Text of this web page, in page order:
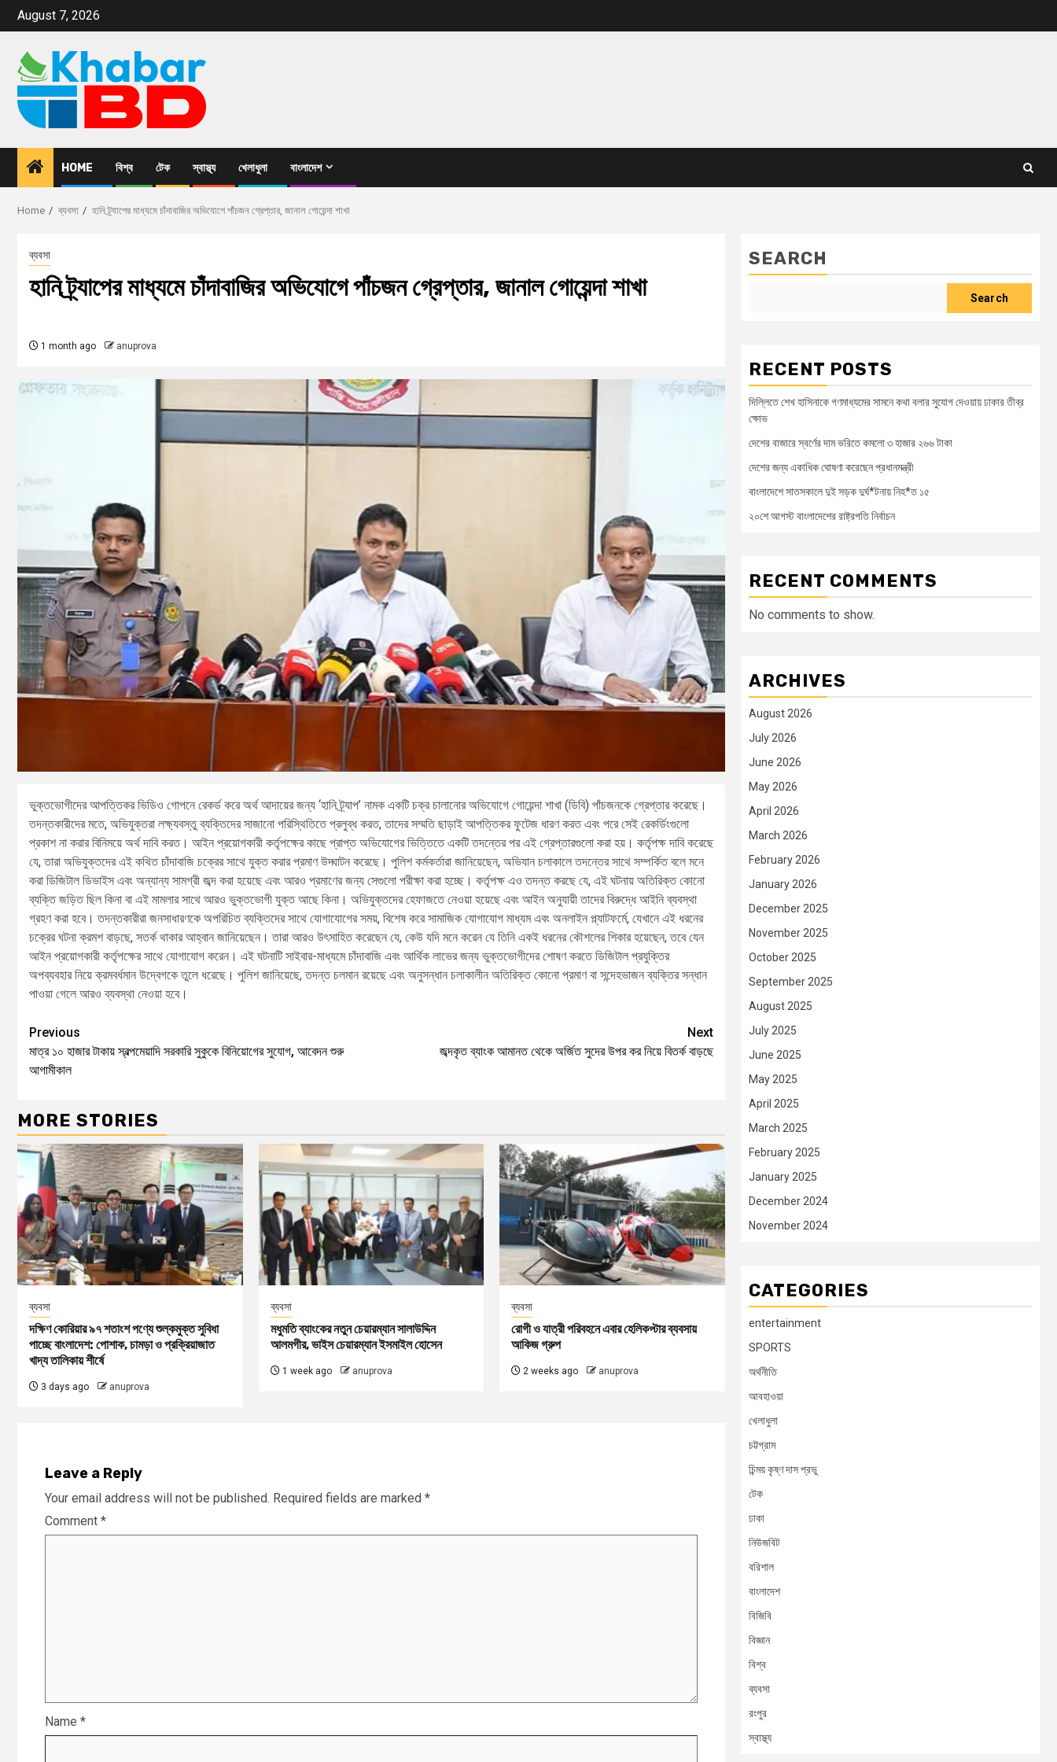
August 7, 2026
HOME বিশ্ব টেক স্বাস্থ্য খেলাধুলা বাংলাদেশ
Home ব্যবসা হানি ট্র্যাপের মাধ্যমে চাঁদাবাজির অভিযোগে পাঁচজন গ্রেপ্তার, জানাল গোয়েন্দা শাখা
ব্যবসা
হানি ট্র্যাপের মাধ্যমে চাঁদাবাজির অভিযোগে পাঁচজন গ্রেপ্তার, জানাল গোয়েন্দা শাখা
1 month ago anuprova
ভুক্তভোগীদের আপত্তিকর ভিডিও গোপনে রেকর্ড করে অর্থ আদায়ের জন্য ‘হানি ট্র্যাপ’ নামক একটি চক্র চালানোর অভিযোগে গোয়েন্দা শাখা (ডিবি) পাঁচজনকে গ্রেপ্তার করেছে।
তদন্তকারীদের মতে, অভিযুক্তরা লক্ষ্যবস্তু ব্যক্তিদের সাজানো পরিস্থিতিতে প্রলুব্ধ করত, তাদের সম্মতি ছাড়াই আপত্তিকর ফুটেজ ধারণ করত এবং পরে সেই রেকর্ডিংগুলো
প্রকাশ না করার বিনিময়ে অর্থ দাবি করত। আইন প্রয়োগকারী কর্তৃপক্ষের কাছে প্রাপ্ত অভিযোগের ভিত্তিতে একটি তদন্তের পর এই গ্রেপ্তারগুলো করা হয়। কর্তৃপক্ষ দাবি করেছে
যে, তারা অভিযুক্তদের এই কথিত চাঁদাবাজি চক্রের সাথে যুক্ত করার প্রমাণ উদ্ঘাটন করেছে। পুলিশ কর্মকর্তারা জানিয়েছেন, অভিযান চলাকালে তদন্তের সাথে সম্পর্কিত বলে মনে
করা ডিজিটাল ডিভাইস এবং অন্যান্য সামগ্রী জব্দ করা হয়েছে এবং আরও প্রমাণের জন্য সেগুলো পরীক্ষা করা হচ্ছে। কর্তৃপক্ষ এও তদন্ত করছে যে, এই ঘটনায় অতিরিক্ত কোনো
ব্যক্তি জড়িত ছিল কিনা বা এই মামলার সাথে আরও ভুক্তভোগী যুক্ত আছে কিনা। অভিযুক্তদের হেফাজতে নেওয়া হয়েছে এবং আইন অনুযায়ী তাদের বিরুদ্ধে আইনি ব্যবস্থা
গ্রহণ করা হবে। তদন্তকারীরা জনসাধারণকে অপরিচিত ব্যক্তিদের সাথে যোগাযোগের সময়, বিশেষ করে সামাজিক যোগাযোগ মাধ্যম এবং অনলাইন প্ল্যাটফর্মে, যেখানে এই ধরনের
চক্রের ঘটনা ক্রমশ বাড়ছে, সতর্ক থাকার আহ্বান জানিয়েছেন। তারা আরও উৎসাহিত করেছেন যে, কেউ যদি মনে করেন যে তিনি একই ধরনের কৌশলের শিকার হয়েছেন, তবে যেন
আইন প্রয়োগকারী কর্তৃপক্ষের সাথে যোগাযোগ করেন। এই ঘটনাটি সাইবার-মাধ্যমে চাঁদাবাজি এবং আর্থিক লাভের জন্য ভুক্তভোগীদের শোষণ করতে ডিজিটাল প্রযুক্তির
অপব্যবহার নিয়ে ক্রমবর্ধমান উদ্বেগকে তুলে ধরেছে। পুলিশ জানিয়েছে, তদন্ত চলমান রয়েছে এবং অনুসন্ধান চলাকালীন অতিরিক্ত কোনো প্রমাণ বা সন্দেহভাজন ব্যক্তির সন্ধান
পাওয়া গেলে আরও ব্যবস্থা নেওয়া হবে।
Previous
মাত্র ১০ হাজার টাকায় স্বল্পমেয়াদি সরকারি সুকুকে বিনিয়োগের সুযোগ, আবেদন শুরু
আগামীকাল
Next
জব্দকৃত ব্যাংক আমানত থেকে অর্জিত সুদের উপর কর নিয়ে বিতর্ক বাড়ছে
MORE STORIES
ব্যবসা
দক্ষিণ কোরিয়ার ৯৭ শতাংশ পণ্যে শুল্কমুক্ত সুবিধা
পাচ্ছে বাংলাদেশ: পোশাক, চামড়া ও প্রক্রিয়াজাত
খাদ্য তালিকায় শীর্ষে
3 days ago anuprova
ব্যবসা
মধুমতি ব্যাংকের নতুন চেয়ারম্যান সালাউদ্দিন
আলমগীর, ভাইস চেয়ারম্যান ইসমাইল হোসেন
1 week ago anuprova
ব্যবসা
রোগী ও যাত্রী পরিবহনে এবার হেলিকপ্টার ব্যবসায়
আকিজ গ্রুপ
2 weeks ago anuprova
Leave a Reply
Your email address will not be published. Required fields are marked *
Comment *
Name *
SEARCH
Search
RECENT POSTS
দিল্লিতে শেখ হাসিনাকে গণমাধ্যমের সামনে কথা বলার সুযোগ দেওয়ায় ঢাকার তীব্র
ক্ষোভ
দেশের বাজারে স্বর্ণের দাম ভরিতে কমলো ৩ হাজার ২৬৬ টাকা
দেশের জন্য একাধিক ঘোষণা করেছেন প্রধানমন্ত্রী
বাংলাদেশে সাতসকালে দুই সড়ক দুর্ঘ*টনায় নিহ*ত ১৫
২০শে আগস্ট বাংলাদেশের রাষ্ট্রপতি নির্বাচন
RECENT COMMENTS
No comments to show.
ARCHIVES
August 2026
July 2026
June 2026
May 2026
April 2026
March 2026
February 2026
January 2026
December 2025
November 2025
October 2025
September 2025
August 2025
July 2025
June 2025
May 2025
April 2025
March 2025
February 2025
January 2025
December 2024
November 2024
CATEGORIES
entertainment
SPORTS
অর্থনীতি
আবহাওয়া
খেলাধুলা
চট্টগ্রাম
চিন্ময় কৃষ্ণ দাস প্রভু
টেক
ঢাকা
নিউজবিট
বরিশাল
বাংলাদেশ
বিজিবি
বিজ্ঞান
বিশ্ব
ব্যবসা
রংপুর
স্বাস্থ্য